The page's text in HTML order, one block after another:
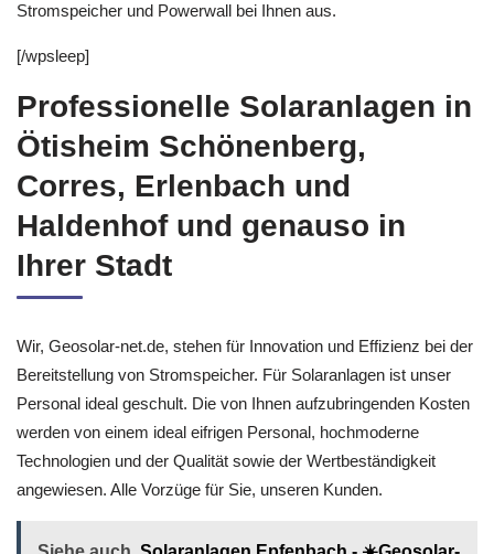
Stromspeicher und Powerwall bei Ihnen aus.
[/wpsleep]
Professionelle Solaranlagen in
Ötisheim Schönenberg,
Corres, Erlenbach und
Haldenhof und genauso in
Ihrer Stadt
Wir, Geosolar-net.de, stehen für Innovation und Effizienz bei der
Bereitstellung von Stromspeicher. Für Solaranlagen ist unser
Personal ideal geschult. Die von Ihnen aufzubringenden Kosten
werden von einem ideal eifrigen Personal, hochmoderne
Technologien und der Qualität sowie der Wertbeständigkeit
angewiesen. Alle Vorzüge für Sie, unseren Kunden.